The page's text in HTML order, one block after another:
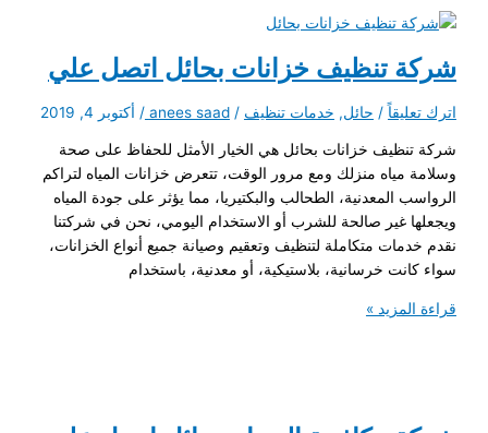
بحائل
شركة تنظيف خزانات بحائل اتصل علي
اترك تعليقاً / حائل, خدمات تنظيف /
anees saad
/ أكتوبر 4, 2019
شركة تنظيف خزانات بحائل هي الخيار الأمثل للحفاظ على صحة
وسلامة مياه منزلك ومع مرور الوقت، تتعرض خزانات المياه لتراكم
الرواسب المعدنية، الطحالب والبكتيريا، مما يؤثر على جودة المياه
ويجعلها غير صالحة للشرب أو الاستخدام اليومي، نحن في شركتنا
نقدم خدمات متكاملة لتنظيف وتعقيم وصيانة جميع أنواع الخزانات،
سواء كانت خرسانية، بلاستيكية، أو معدنية، باستخدام
شركة
علي
قراءة المزيد »